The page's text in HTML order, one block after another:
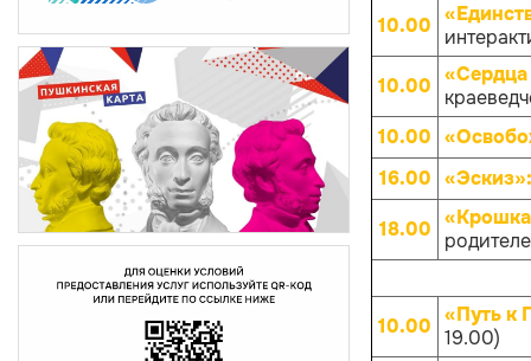
10.00
10.00 «Сердца
10.00
16.00
18.00
10.00 «Путь к
19.00)